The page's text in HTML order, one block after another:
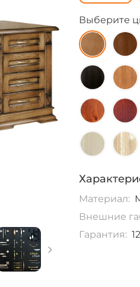
Выберите
Материал:
Внешние
Гарантия: